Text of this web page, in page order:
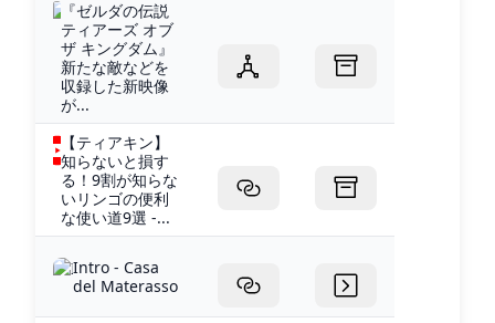
『ゼルダの伝説
ティアーズ オブ
ザ キングダム』
新たな敵などを
収録した新映像
が...
【ティアキン】
知らないと損す
る！9割が知らな
いリンゴの便利
な使い道9選 -...
Intro - Casa
del Materasso